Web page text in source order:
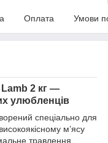
Оплата Умови
2 кг —
улюбленців
спеціально для
м’ясу
травлення,